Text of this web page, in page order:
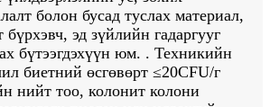
болон бусад туслах материал,
бүрхэвч, эд зүйлийн гадаргууг
бүтээгдэхүүн юм. . Техникийн
биетний өсгөвөрт ≤20CFU/г
нийт тоо, колонит колони